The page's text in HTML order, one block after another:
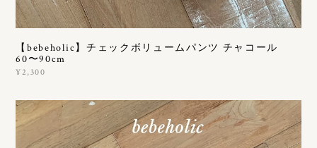
【bebeholic】チェックボリュームパンツ チャコール
60〜90cm
¥2,300